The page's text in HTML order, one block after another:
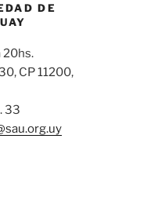
DE
20hs.
CP 11200,
33